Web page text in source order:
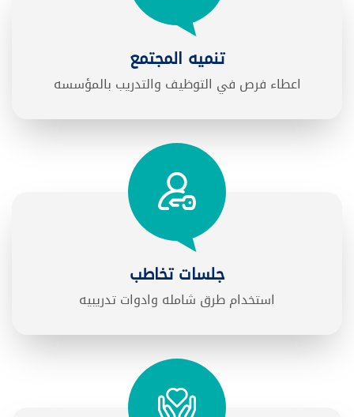
تنميه المجتمع
اعطاء فرص في التوظيف والتدريب بالمؤسسه
جلسات تخاطب
استخدام طرق شامله وادوات تدريبيه